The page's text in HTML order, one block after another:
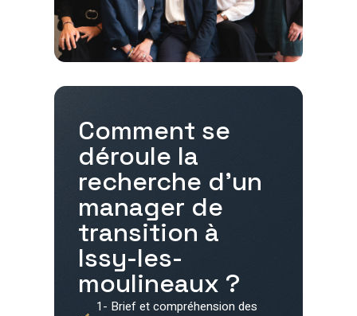
Comment se
déroule la
recherche d'un
manager de
transition à
Issy-les-
moulineaux ?
1- Brief et compréhension des